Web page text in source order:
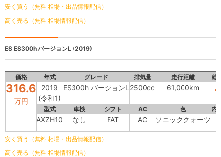
安く買う（無料 相場・出品情報配信）
高く売る（無料 相場情報配信）
ES ES300h バージョンL (2019)
価格 年式 グレード 排気量 走行距離 総
316.6
万円
2019
(令和1)
ES300h バージョンL 2500cc 61,000km
型式 車検 シフト AC 色 内
AXZH10 なし FAT AC ソニッククォーツ
安く買う（無料 相場・出品情報配信）
高く売る（無料 相場情報配信）